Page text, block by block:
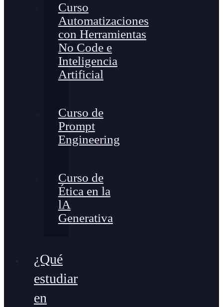
Curso
Automatizaciones
con Herramientas
No Code e
Inteligencia
Artificial
Curso de
Prompt
Engineering
Curso de
Ética en la
lA
Generativa
¿Qué
estudiar
en